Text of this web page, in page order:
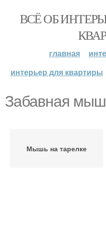
ВСЁ ОБ
главная
интерьер для квартиры
Забавная
Мышь на тарелке